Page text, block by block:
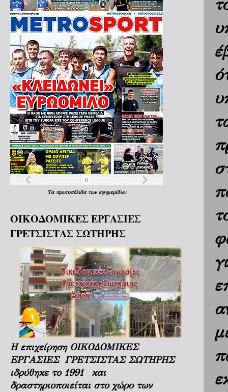
Τα πρωτοσέλιδα των εφημερίδων
ΟΙΚΟΔΟΜΙΚΕΣ ΕΡΓΑΣΙΕΣ
ΓΡΕΤΣΙΣΤΑΣ ΣΩΤΗΡΗΣ
Η επιχείρηση ΟΙΚΟΔΟΜΙΚΕΣ
ΕΡΓΑΣΙΕΣ ΓΡΕΤΣΙΣΤΑΣ ΣΩΤΗΡΗΣ
ιδρύθηκε το 1991 και
δραστηριοποιείται στο χώρο των